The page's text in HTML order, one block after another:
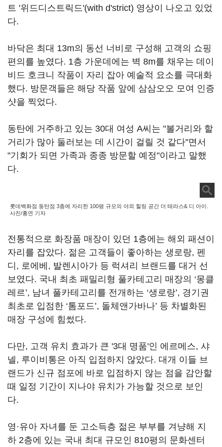
트 '위드디스트릭드'(with d'strict) 영상이 나오고 있었
다.
바닥은 최대 13m의 동선 너비로 구성해 고객의 쇼핑
편의를 높였다. 1층 가운데에는 벽 8m를 채우는 데이
비드 호크니 작품이 자리 잡아 예술적 요소를 극대화
했다. 방문객들은 해당 작품 앞에 삼삼오오 모여 인증
샷을 찍었다.
동탄에 거주하고 있는 30대 여성 A씨는 "볼거리와 할
거리가 많아 둘러보는 데 시간이 걸릴 것 같다"면서
"기회가 되면 가족과 종종 방문할 예정"이라고 말했
다.
롯데백화점 동탄점 3층에 자리한 100평 규모의 야외 힐링 공간 더 테라스& 디 아이.
사진/홍연 기자
전통적으로 화장품 매장이 있던 1층에는 해외 패션이
자리를 잡았다. 젊은 고객들이 좋아하는 생로랑, 펜
디, 로에베, 발렌시아가 등 럭셔리 브랜드를 대거 선
보였다. 국내 최초 패밀리형 풀카테고리 매장의 ‘몽클
레르’, 남녀 풀카테고리를 전개하는 ‘생로랑’, 경기권
최초로 입점한 ‘톰포드’, 돌체앤가바나’ 등 차별화된
매장 구성에 힘썼다.
다만, 고객 유치 효과가 큰 '3대 명품'인 에르메스, 샤
넬, 루이비통은 아직 입점하지 않았다. 대개 이들 브
랜드가 신규 점포에 바로 입점하지 않는 점을 감안할
때 일정 기간이 지나야 유치가 가능할 것으로 보인
다.
영·유아 자녀를 둔 고소득층 젊은 부부를 겨냥해 지
하 2층에 있는 국내 최대 규모인 810평의 문화센터